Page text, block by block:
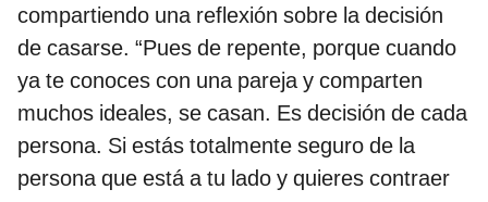
compartiendo una reflexión sobre la decisión
de casarse. “Pues de repente, porque cuando
ya te conoces con una pareja y comparten
muchos ideales, se casan. Es decisión de cada
persona. Si estás totalmente seguro de la
persona que está a tu lado y quieres contraer